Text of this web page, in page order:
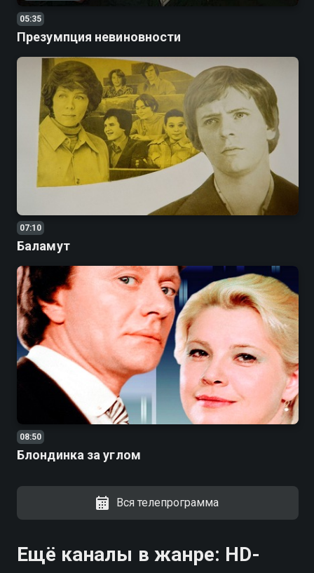
05:35
Презумпция невиновности
07:10
Баламут
08:50
Блондинка за углом
Вся телепрограмма
Ещё каналы в жанре: HD-